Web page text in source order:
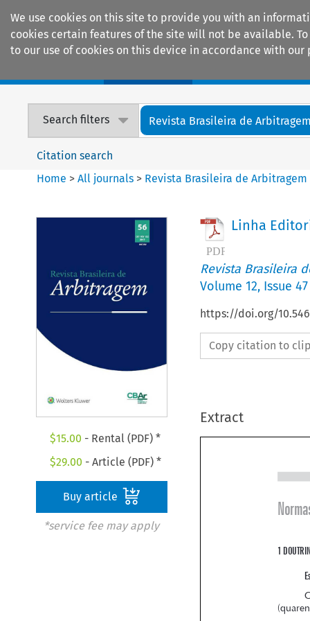
We use cookies on this site to provide you with an
cookies certain features of the site will not be available.
to our use of cookies on this device in accordance with our
Search filters Revista Brasileira de
Citation search
Home >All journals > Revista Brasileira de Arbitragem
$15.00 - Rental (PDF) *
$29.00 - Article (PDF) *
Buy article
*service fee may apply
Linha
Revista Brasileira
Volume 12, Issue 47
https://doi.org/
Copy citation to
Extract
